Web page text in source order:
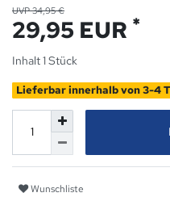
UVP 34,95 €
29,95 EUR *
Inhalt1Stück
Lieferbar innerhalb von 3-4
Wunschliste